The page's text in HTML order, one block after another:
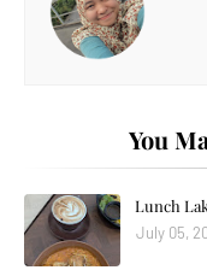
You
Lunch
July 05,